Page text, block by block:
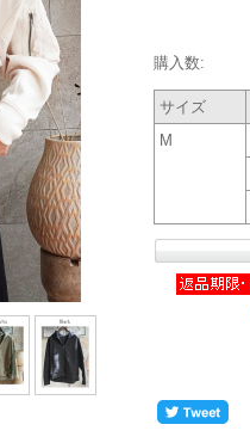
購入数:
サイズ
M